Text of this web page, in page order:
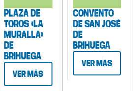
PLAZA DE
TOROS «LA
MURALLA»
DE
BRIHUEGA
VER MÁS
CONVENTO
DE SAN JOSÉ
DE
BRIHUEGA
VER MÁS